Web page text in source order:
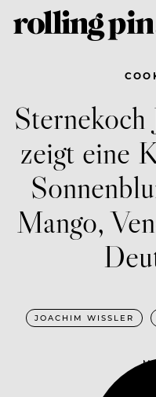
Sternekoch
zeigt eine
Mango,
JOACHIM WISSLER